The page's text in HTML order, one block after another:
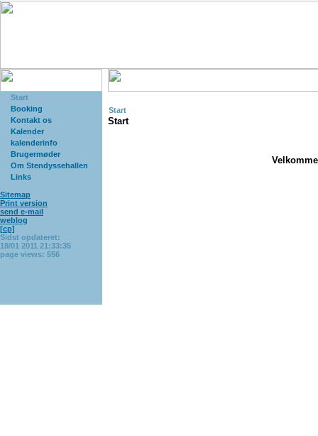
Start
Booking
Kontakt os
Kalender
kalenderinfo
Brugermøder
Om Stendyssehallen
Links
Sitemap
Print version
send e-mail
weblog
[cp]
Sidst opdateret:
18/01 2011 21:33:35
page views: 556
Start
Start